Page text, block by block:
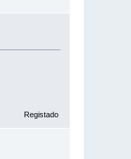
Registado